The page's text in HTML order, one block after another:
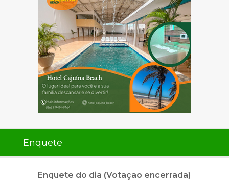
Enquete
Enquete do dia (Votação encerrada)